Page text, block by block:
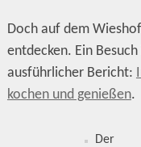
Doch auf dem
entdecken. Ein
ausführlicher Bericht:
kochen und genießen.
Der